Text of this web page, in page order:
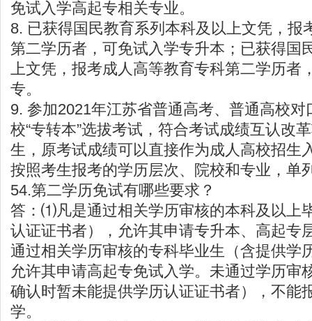
免试入学高起专相关专业。
8. 已获得国民教育系列本科及以上文凭，报
第二学历者，可免试入学专升本；已获得国
上文凭，报考成人高等教育专科第二学历者
专。
9. 参加2021年江苏省普通高考、普通高校
校“专转本”选拔考试，符合考试成绩互认改
生，原考试成绩可以直接作为成人高校招生
按照考生报考的学历层次、院校和专业，
54.第二学历免试有哪些要求？
答：⑴凡是通过相关学历审核的本科及以上
认证证书者），允许其申请专升本、高起专
通过相关学历审核的专科毕业生（含提供学
允许其申请高起专免试入学。未通过学历审
确认时暂未能提供学历认证证书者），不能
学。